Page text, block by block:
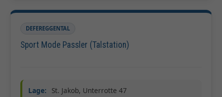
DEFEREGGENTAL
Sport Mode Passler (Talstation)
Lage:
St. Jakob, Unterrotte 47